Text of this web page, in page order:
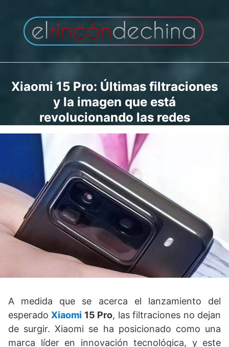
contenido
Xiaomi 15 Pro: Últimas filtraciones
y la imagen que está
revolucionando las redes
A medida que se acerca el lanzamiento del
esperadoXiaomi 15 Pro, las filtraciones no dejan
de surgir. Xiaomi se ha posicionado como una
marca líder en innovación tecnológica, y este